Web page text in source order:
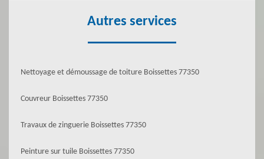
Autres services
Nettoyage et démoussage de toiture Boissettes 77350
Couvreur Boissettes 77350
Travaux de zinguerie Boissettes 77350
Peinture sur tuile Boissettes 77350